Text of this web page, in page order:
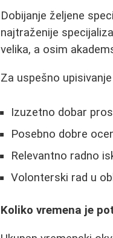
Dobijanje željene
najtraženije
velika, a osim
Za uspešno
Izuzetno dobar
Posebno dobre
Relevantno radno
Volonterski rad u
Koliko vremena je